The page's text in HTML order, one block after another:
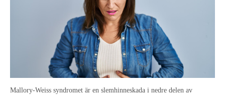
Mallory-Weiss syndromet är en slemhinneskada i nedre delen av